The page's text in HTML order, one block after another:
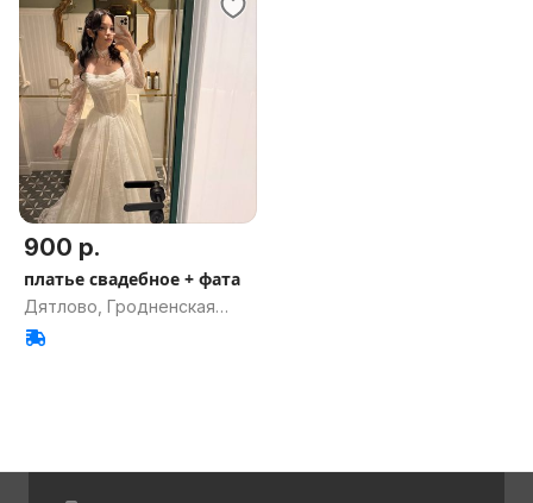
900 р.
платье свадебное + фата
Дятлово, Гродненская
обл.